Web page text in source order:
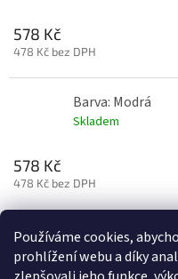
Používáme cookies,
prohlížení webu a díky
578 Kč
478 Kč bez DPH
Barva: Modrá
Skladem
578 Kč
478 Kč bez DPH